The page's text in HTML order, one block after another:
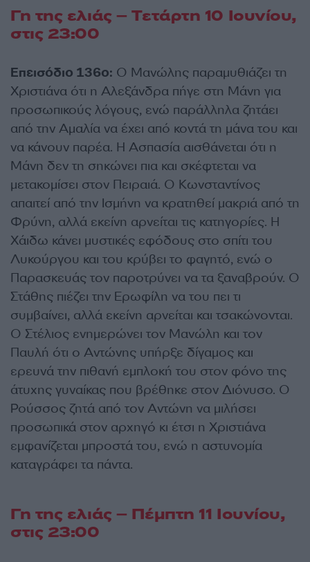
Γη της ελιάς – Τετάρτη 10 Ιουνίου,
στις 23:00
Επεισόδιο 136ο: Ο Μανώλης παραμυθιάζει τη
Χριστιάνα ότι η Αλεξάνδρα πήγε στη Μάνη για
προσωπικούς λόγους, ενώ παράλληλα ζητάει
από την Αμαλία να έχει από κοντά τη μάνα του και
να κάνουν παρέα. Η Ασπασία αισθάνεται ότι η
Μάνη δεν τη σηκώνει πια και σκέφτεται να
μετακομίσει στον Πειραιά. Ο Κωνσταντίνος
απαιτεί από την Ισμήνη να κρατηθεί μακριά από τη
Φρύνη, αλλά εκείνη αρνείται τις κατηγορίες. Η
Χάιδω κάνει μυστικές εφόδους στο σπίτι του
Λυκούργου και του κρύβει το φαγητό, ενώ ο
Παρασκευάς τον παροτρύνει να τα ξαναβρούν. Ο
Στάθης πιέζει την Ερωφίλη να του πει τι
συμβαίνει, αλλά εκείνη αρνείται και τσακώνονται.
Ο Στέλιος ενημερώνει τον Μανώλη και τον
Παυλή ότι ο Αντώνης υπήρξε δίγαμος και
ερευνά την πιθανή εμπλοκή του στον φόνο της
άτυχης γυναίκας που βρέθηκε στον Διόνυσο. Ο
Ρούσσος ζητά από τον Αντώνη να μιλήσει
προσωπικά στον αρχηγό κι έτσι η Χριστιάνα
εμφανίζεται μπροστά του, ενώ η αστυνομία
καταγράφει τα πάντα.
Γη της ελιάς – Πέμπτη 11 Ιουνίου,
στις 23:00